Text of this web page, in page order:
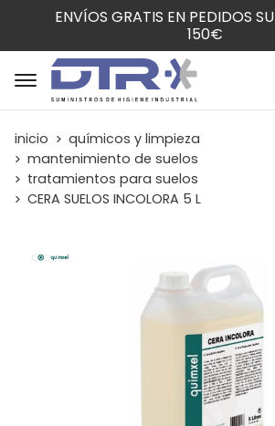
ENVÍOS GRATIS EN PEDIDOS
150€
inicio
químicos y limpieza
mantenimiento de suelos
tratamientos para suelos
CERA SUELOS INCOLORA 5 L